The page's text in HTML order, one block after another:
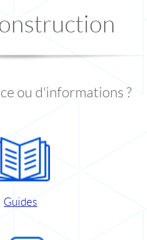
ou d'informations ?
Guides